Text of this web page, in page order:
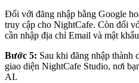
Đối với đăng nhập bằng Google
truy cập cho NightCafe. Còn đối
cần nhập địa chỉ Email và mật
Bước 5: Sau khi đăng nhập thành
giao diện NightCafe Studio, nơi
AI.